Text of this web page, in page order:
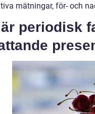
mätningar, för- och
periodisk